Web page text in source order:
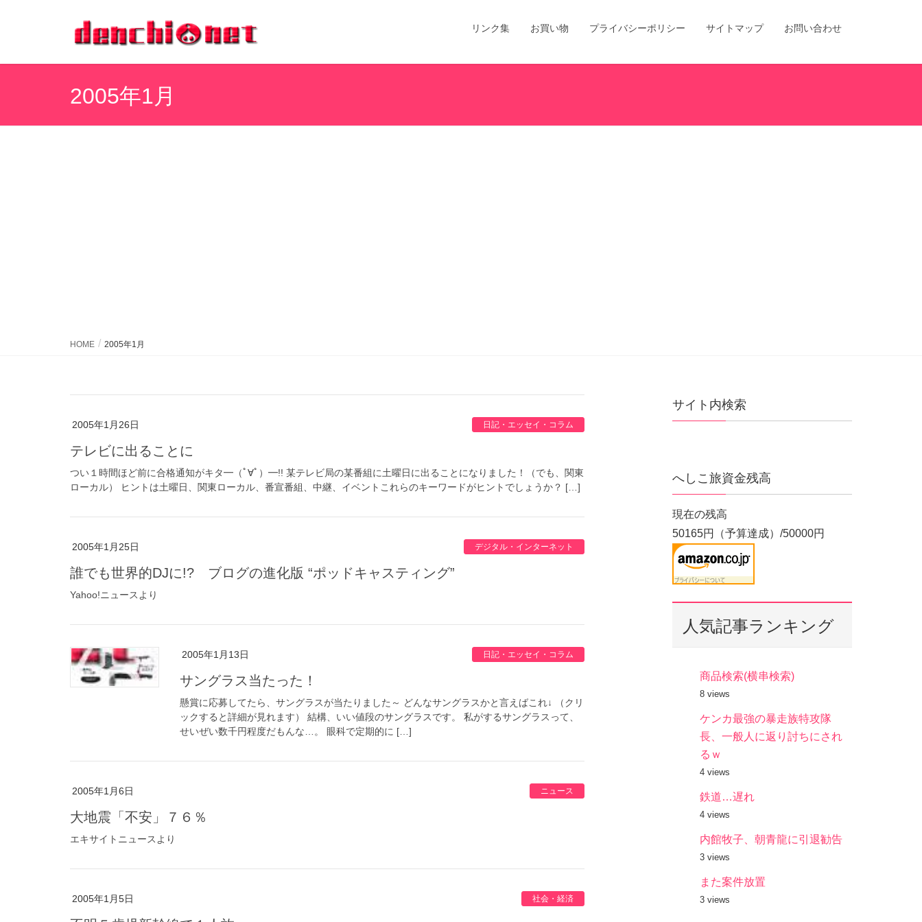
リンク集 お買い物 プライバシーポリシー サイトマップ お問い合わせ
2005年1月
HOME 2005年1月
2005年1月26日 日記・エッセイ・コラム
テレビに出ることに
つい１時間ほど前に合格通知がキタ━（ﾟ∀ﾟ）━!! 某テレビ局の某番組に土曜日に出ることになりました！（でも、関東
ローカル） ヒントは土曜日、関東ローカル、番宣番組、中継、イベントこれらのキーワードがヒントでしょうか？ […]
2005年1月25日 デジタル・インターネット
誰でも世界的DJに!? ブログの進化版 “ポッドキャスティング”
Yahoo!ニュースより
2005年1月13日 日記・エッセイ・コラム
サングラス当たった！
懸賞に応募してたら、サングラスが当たりました～ どんなサングラスかと言えばこれ↓ （クリ
ックすると詳細が見れます） 結構、いい値段のサングラスです。 私がするサングラスって、
せいぜい数千円程度だもんな…。 眼科で定期的に […]
2005年1月6日 ニュース
大地震「不安」７６％
エキサイトニュースより
2005年1月5日 社会・経済
サイト内検索
へしこ旅資金残高
現在の残高
50165円（予算達成）/50000円
人気記事ランキング
商品検索(横串検索)
8 views
ケンカ最強の暴走族特攻隊
長、一般人に返り討ちにされ
るｗ
4 views
鉄道…遅れ
4 views
内館牧子、朝青龍に引退勧告
3 views
また案件放置
3 views